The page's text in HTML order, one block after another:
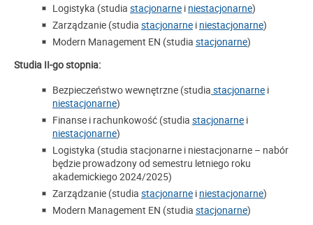
Logistyka (studia stacjonarne i niestacjonarne)
Zarządzanie (studia stacjonarne i niestacjonarne)
Modern Management EN (studia stacjonarne)
Studia II-go stopnia:
Bezpieczeństwo wewnętrzne (studia stacjonarne i
niestacjonarne)
Finanse i rachunkowość (studia stacjonarne i
niestacjonarne)
Logistyka (studia stacjonarne i niestacjonarne – nabór
będzie prowadzony od semestru letniego roku
akademickiego 2024/2025)
Zarządzanie (studia stacjonarne i niestacjonarne)
Modern Management EN (studia stacjonarne)